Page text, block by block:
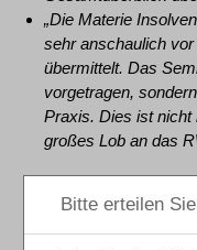
„Die Materie
sehr anschaulich
übermittelt. Das
vorgetragen,
Praxis. Dies ist nicht
großes Lob an das
Kosten
1.790,00 € zzgl. MwSt.